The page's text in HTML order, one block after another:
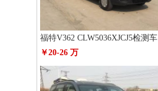
福特V362 CLW5036XJCJ5检测车
￥20-26 万